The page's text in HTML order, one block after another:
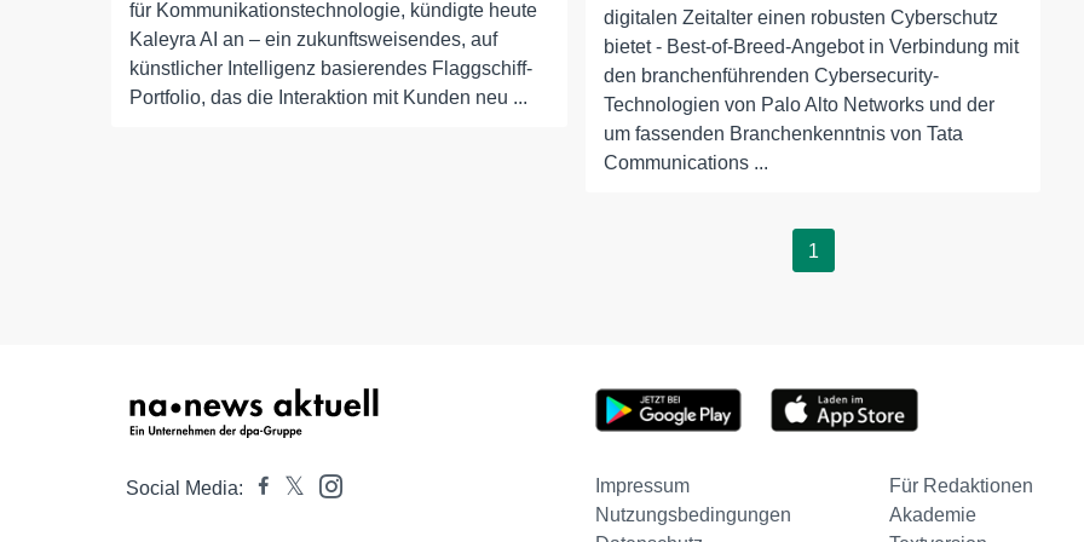
für Kommunikationstechnologie, kündigte heute
Kaleyra AI an – ein zukunftsweisendes, auf
künstlicher Intelligenz basierendes Flaggschiff-
Portfolio, das die Interaktion mit Kunden neu ...
digitalen Zeitalter einen robusten Cyberschutz
bietet - Best-of-Breed-Angebot in Verbindung mit
den branchenführenden Cybersecurity-
Technologien von Palo Alto Networks und der
um fassenden Branchenkenntnis von Tata
Communications ...
1
Social Media: Impressum Für Redaktionen
Nutzungsbedingungen
Akademie